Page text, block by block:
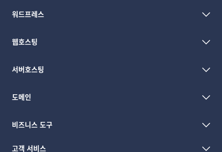
워드프레스
웹호스팅
서버호스팅
도메인
비즈니스 도구
고객 서비스